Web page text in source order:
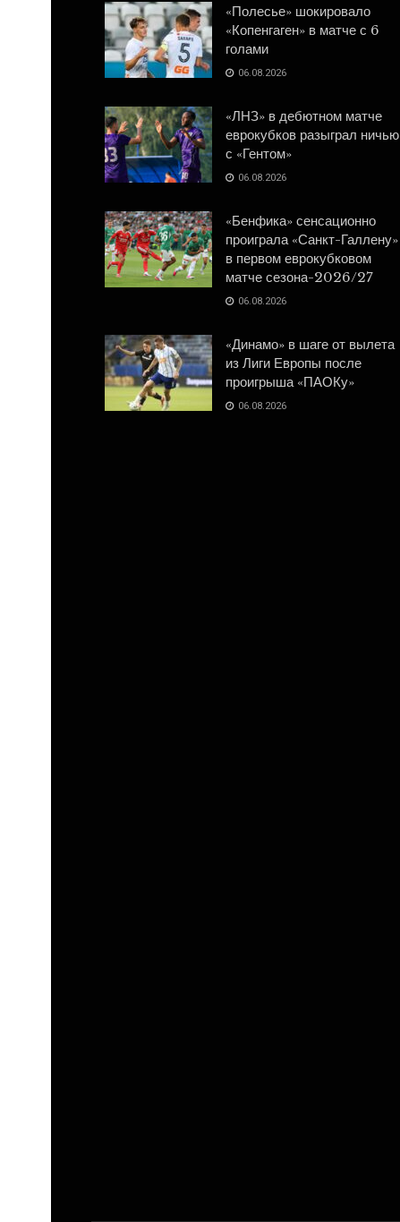
«Полесье» шокировало
«Копенгаген» в матче с 6
голами
06.08.2026
«ЛНЗ» в дебютном матче
еврокубков разыграл ничью
с «Гентом»
06.08.2026
«Бенфика» сенсационно
проиграла «Санкт-Галлену»
в первом еврокубковом
матче сезона-2026/27
06.08.2026
«Динамо» в шаге от вылета
из Лиги Европы после
проигрыша «ПАОКу»
06.08.2026